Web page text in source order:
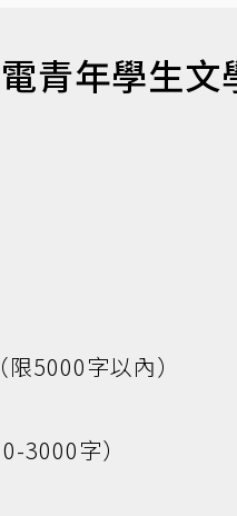
青年學生
5000字以內）
3000字）